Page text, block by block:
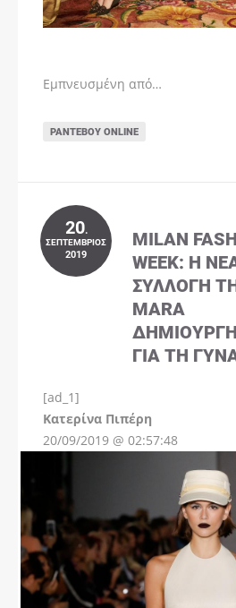
Εμπνευσμένη από…
ΡΑΝΤΕΒΟΎ ONLINE
20.
ΣΕΠΤΈΜΒΡΙΟΣ
2019
MILAN
WEEK: Η
ΣΥΛΛΟΓΉ
MARA
ΓΙΑ ΤΗ
[ad_1]
Kατερίνα Πιπέρη
20/09/2019 @ 02:57:48